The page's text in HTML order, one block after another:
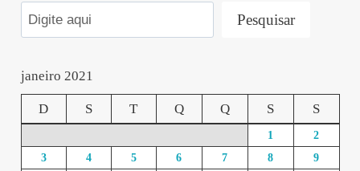
Pesquisar
janeiro 2021
D S T Q Q S S
1
2
3
4 5 6 7 8
9